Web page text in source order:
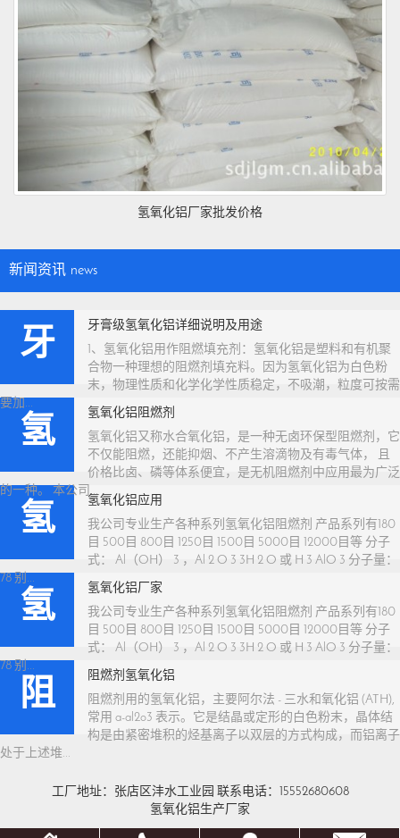
氢氧化铝厂家批发价格
新闻资讯 news
牙
牙膏级氢氧化铝详细说明及用途
1、氢氧化铝用作阻燃填充剂：氢氧化铝是塑料和有机聚
合物一种理想的阻燃剂填充料。因为氢氧化铝为白色粉
末，物理性质和化学化学性质稳定，不吸潮，粒度可按需
要加...
氢
氢氧化铝阻燃剂
氢氧化铝又称水合氧化铝，是一种无卤环保型阻燃剂，它
不仅能阻燃，还能抑烟、不产生溶滴物及有毒气体， 且
价格比卤、磷等体系便宜，是无机阻燃剂中应用最为广泛
的一种。 本公司...
氢
氢氧化铝应用
我公司专业生产各种系列氢氧化铝阻燃剂 产品系列有180
目 500目 800目 1250目 1500目 5000目 12000目等 分子
式： Al（OH） 3 ，Al 2 O 3 3H 2 O 或 H 3 AlO 3 分子量：
78 别...
氢
氢氧化铝厂家
我公司专业生产各种系列氢氧化铝阻燃剂 产品系列有180
目 500目 800目 1250目 1500目 5000目 12000目等 分子
式： Al（OH） 3 ，Al 2 O 3 3H 2 O 或 H 3 AlO 3 分子量：
78 别...
阻
阻燃剂氢氧化铝
阻燃剂用的氢氧化铝，主要阿尔法 - 三水和氧化铝 (ATH),
常用 a-al2o3 表示。它是结晶或定形的白色粉末，晶体结
构是由紧密堆积的烃基离子以双层的方式构成，而铝离子
处于上述堆...
工厂地址：张店区沣水工业园 联系电话：15552680608
氢氧化铝生产厂家